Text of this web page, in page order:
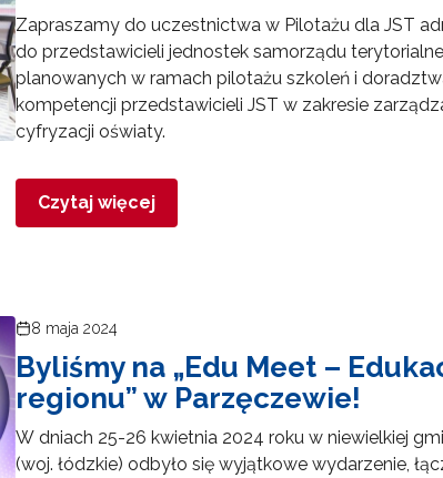
kształcenia przedmiotowo-językowego (CLIL)"
metodyczne"
Zapraszamy do uczestnictwa w Pilotażu dla JST
do przedstawicieli jednostek samorządu
planowanych w ramach pilotażu szkoleń i
kompetencji przedstawicieli JST w zakresie
cyfryzacji oświaty.
Czytaj więcej
8 maja 2024
Byliśmy na „Edu Meet –
regionu” w Parzęczewie!
W dniach 25-26 kwietnia 2024 roku w niewielkiej
(woj. łódzkie) odbyło się wyjątkowe wydarzenie,